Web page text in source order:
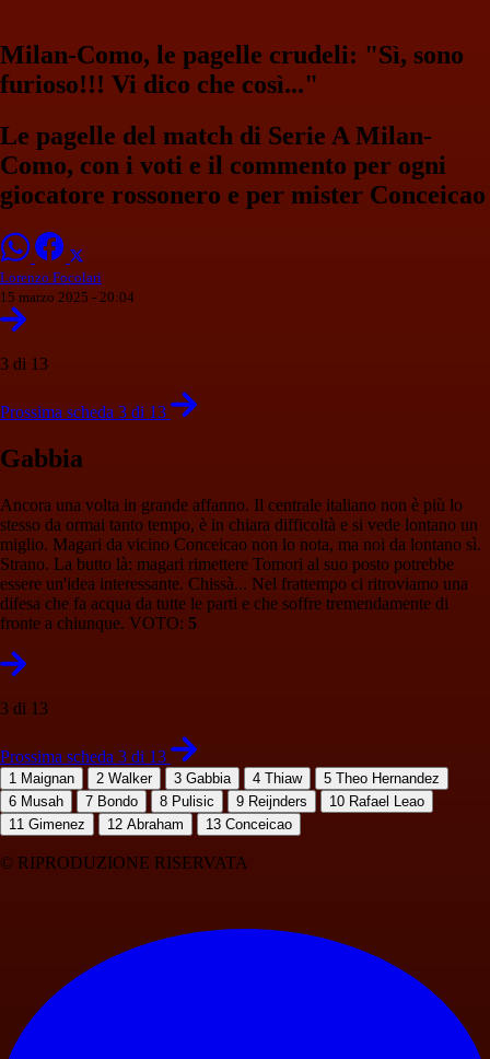
Milan-Como, le pagelle crudeli: "Sì, sono
furioso!!! Vi dico che così..."
Le pagelle del match di Serie A Milan-
Como, con i voti e il commento per ogni
giocatore rossonero e per mister Conceicao
Lorenzo Focolari
15 marzo 2025 - 20:04
3 di 13
Prossima scheda 3 di 13
Gabbia
Ancora una volta in grande affanno. Il centrale italiano non è più lo
stesso da ormai tanto tempo, è in chiara difficoltà e si vede lontano un
miglio. Magari da vicino Conceicao non lo nota, ma noi da lontano sì.
Strano. La butto là: magari rimettere Tomori al suo posto potrebbe
essere un'idea interessante. Chissà... Nel frattempo ci ritroviamo una
difesa che fa acqua da tutte le parti e che soffre tremendamente di
fronte a chiunque. VOTO: 5
3 di 13
Prossima scheda 3 di 13
1 Maignan 2 Walker 3 Gabbia 4 Thiaw 5 Theo Hernandez
6 Musah 7 Bondo 8 Pulisic 9 Reijnders 10 Rafael Leao
11 Gimenez 12 Abraham 13 Conceicao
© RIPRODUZIONE RISERVATA